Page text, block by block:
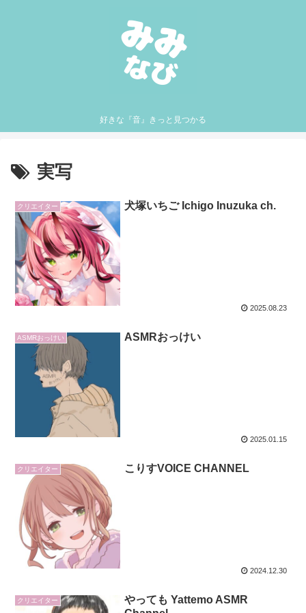
好きな『音』きっと見つかる
実写
クリエイター 犬塚いちご Ichigo Inuzuka ch.
2025.08.23
ASMRおっけい ASMRおっけい
2025.01.15
クリエイター こりすVOICE CHANNEL
2024.12.30
クリエイター
やっても Yattemo ASMR